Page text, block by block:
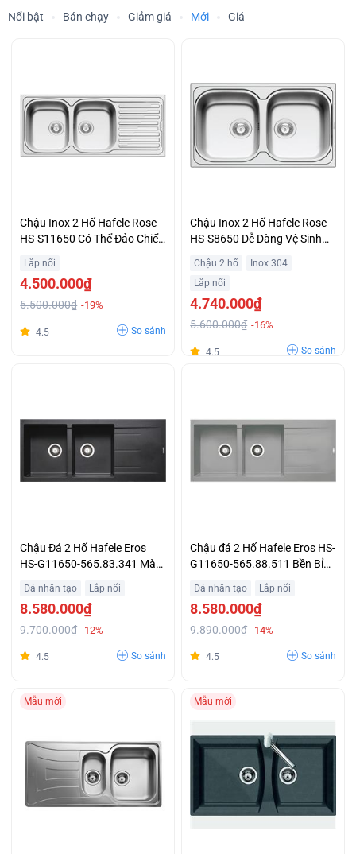
Nổi bật Bán chạy Giảm giá Mới Giá
Chậu Inox 2 Hố Hafele Rose
HS-S11650 Có Thể Đảo Chiểu
Ưu Đãi Lớn
Lắp nổi
4.500.000₫
5.500.000₫ -19%
4.5 So sánh
Chậu Inox 2 Hố Hafele Rose
HS-S8650 Dễ Dàng Vệ Sinh
Chậu 2 hố
Inox 304
Lắp nổi
4.740.000₫
5.600.000₫ -16%
4.5 So sánh
Chậu Đá 2 Hố Hafele Eros
HS-G11650-565.83.341 Màu
Đá nhân tạo Lắp nổi
8.580.000₫
9.700.000₫ -12%
4.5 So sánh
Chậu đá 2 Hố Hafele Eros HS-
G11650-565.88.511 Bền Bỉ
Đá nhân tạo Lắp nổi
8.580.000₫
9.890.000₫ -14%
4.5 So sánh
Mẫu mới Mẫu mới